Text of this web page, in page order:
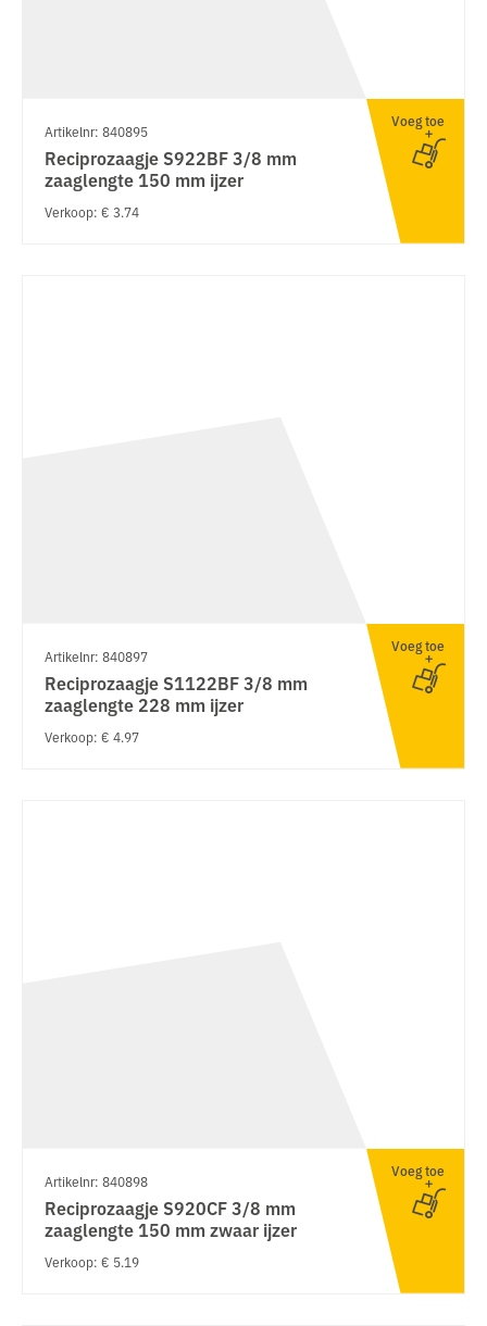
Artikelnr: 840895
Reciprozaagje S922BF 3/8 mm
zaaglengte 150 mm ijzer
Verkoop: € 3.74
Voeg toe
Artikelnr: 840897
Reciprozaagje S1122BF 3/8 mm
zaaglengte 228 mm ijzer
Verkoop: € 4.97
Voeg toe
Artikelnr: 840898
Reciprozaagje S920CF 3/8 mm
zaaglengte 150 mm zwaar ijzer
Verkoop: € 5.19
Voeg toe